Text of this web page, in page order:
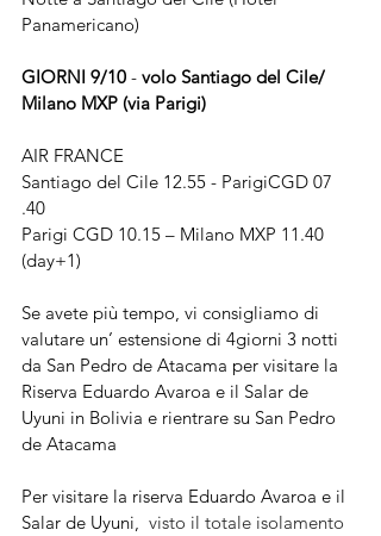
Panamericano)
GIORNI 9/10 - volo Santiago del Cile/
Milano MXP (via Parigi)
AIR FRANCE
Santiago del Cile 12.55 - ParigiCGD 07
.40
Parigi CGD 10.15 – Milano MXP 11.40
(day+1)
Se avete più tempo, vi consigliamo di
valutare un’ estensione di 4giorni 3 notti
da San Pedro de Atacama per visitare la
Riserva Eduardo Avaroa e il Salar de
Uyuni in Bolivia e rientrare su San Pedro
de Atacama
Per visitare la riserva Eduardo Avaroa e il
Salar de Uyuni, visto il totale isolamento